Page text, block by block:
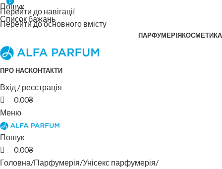
Перейти до навігації
Перейти до основного вмісту
Пошук
Список бажань
ПАРФУМЕРІЯКОСМЕТИКА
ПРО НАСКОНТАКТИ
Вхід / реєстрація
0
0.00₴
Меню
Пошук
0
0.00₴
Головна Парфумерія Унісекс парфумерія